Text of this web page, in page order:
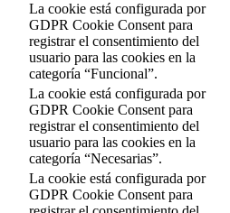
La cookie está configurada por
GDPR Cookie Consent para
registrar el consentimiento del
usuario para las cookies en la
categoría “Funcional”.
La cookie está configurada por
GDPR Cookie Consent para
registrar el consentimiento del
usuario para las cookies en la
categoría “Necesarias”.
La cookie está configurada por
GDPR Cookie Consent para